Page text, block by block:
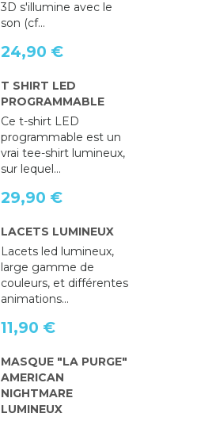
3D s'illumine avec le
son (cf...
24,90 €
T SHIRT LED
PROGRAMMABLE
Ce t-shirt LED
programmable est un
vrai tee-shirt lumineux,
sur lequel...
29,90 €
LACETS LUMINEUX
Lacets led lumineux,
large gamme de
couleurs, et différentes
animations...
11,90 €
MASQUE "LA PURGE"
AMERICAN
NIGHTMARE
LUMINEUX